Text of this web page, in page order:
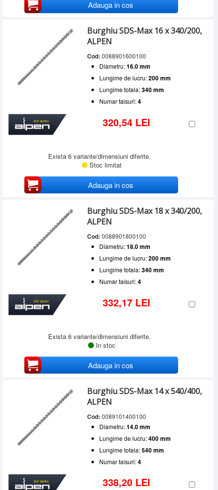
Adauga in cos
Burghiu SDS-Max 16 x 340/200,
ALPEN
Cod: 0088901600100
Diametru:16.0 mm
Lungime de lucru:200 mm
Lungime totala:340 mm
Numar taisuri:4
320,54 LEI
Exista 6 variante/dimensiuni diferite.
Stoc limitat
Adauga in cos
Burghiu SDS-Max 18 x 340/200,
ALPEN
Cod: 0088901800100
Diametru:18.0 mm
Lungime de lucru:200 mm
Lungime totala:340 mm
Numar taisuri:4
332,17 LEI
Exista 6 variante/dimensiuni diferite.
In stoc
Adauga in cos
Burghiu SDS-Max 14 x 540/400,
ALPEN
Cod: 0089101400100
Diametru:14.0 mm
Lungime de lucru:400 mm
Lungime totala:540 mm
Numar taisuri:4
338,20 LEI